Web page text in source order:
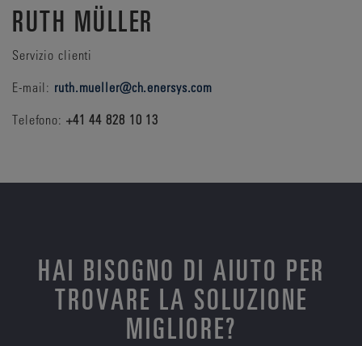
RUTH MÜLLER
Servizio clienti
E-mail: ruth.mueller@ch.enersys.com
Telefono: +41 44 828 10 13
HAI BISOGNO DI AIUTO PER
TROVARE LA SOLUZIONE
MIGLIORE?